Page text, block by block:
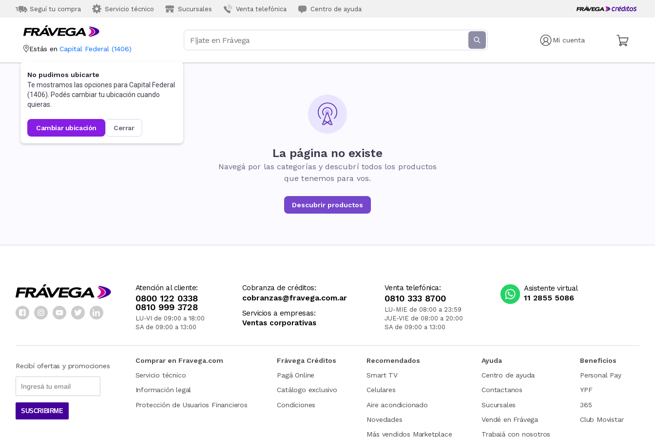
Seguí tu compra Servicio técnico Sucursales Venta telefónica Centro de ayuda
Mi cuenta
Estás en Capital Federal (1406)
No pudimos ubicarte
Te mostramos las opciones para Capital Federal
(1406). Podés cambiar tu ubicación cuando
quieras.
cambiar ubicación cerrar
La página no existe
Navegá por las categorías y descubrí todos los productos
que tenemos para vos.
Descubrir productos
Atención al cliente:
0800 122 0338
0810 999 3728
LU-VI de 09:00 a 18:00
SA de 09:00 a 13:00
Cobranza de créditos:
cobranzas@fravega.com.ar
Servicios a empresas:
Ventas corporativas
Venta telefónica:
0810 333 8700
LU-MIE de 08:00 a 23:59
JUE-VIE de 08:00 a 20:00
SA de 09:00 a 13:00
Asistente virtual
11 2855 5086
Recibí ofertas y promociones
SUSCRIBIRME
Comprar en Fravega.com
Servicio técnico
Información legal
Protección de Usuarios Financieros
Frávega Créditos
Pagá Online
Catálogo exclusivo
Condiciones
Recomendados
Smart TV
Celulares
Aire acondicionado
Novedades
Más vendidos Marketplace
Ayuda
Centro de ayuda
Contactanos
Sucursales
Vendé en Frávega
Trabajá con nosotros
Beneficios
Personal Pay
YPF
365
Club Movistar